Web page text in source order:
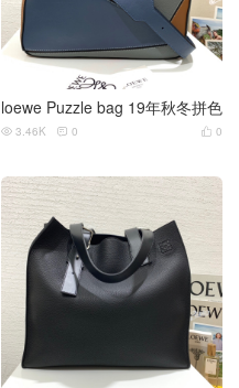
loewe Puzzle bag 19年秋冬拼色
 0
 3.46K  0